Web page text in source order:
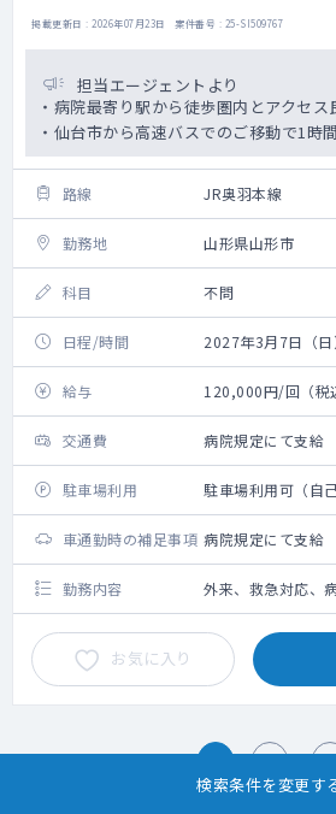
掲載更新日 : 2026年07月23日 案件番号 : 25-SI509767
担当エージェントより
・病院最寄り駅から徒歩圏内とアクセス
・仙台市から高速バスでのご移動で1時
路線 JR奥羽本線
勤務地 山形県山形市
科目 不問
日程/時間 2027年3月7日（
給与 120,000円/回（税
交通費 病院規定にて支給
駐車場利用 駐車場利用可（自
車通勤時の補足事項 病院規定にて支給
勤務内容 外来、救急対応、
お気に入り
2
検索条件を変更す